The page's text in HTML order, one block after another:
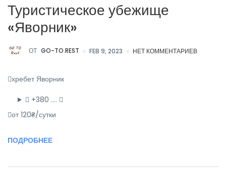
Туристическое убежище
«Яворник»
ОТ GO-TO.REST FEB 9, 2023 НЕТ КОММЕНТАРИЕВ
хребет Яворник
+380 ….
от 120₴/сутки
ПОДРОБНЕЕ